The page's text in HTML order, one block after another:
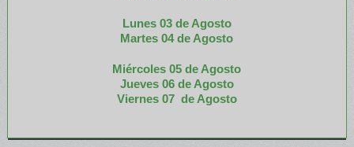
Lunes 03 de Agosto
Martes 04 de Agosto
Miércoles 05 de Agosto
Jueves 06 de Agosto
Viernes 07 de Agosto